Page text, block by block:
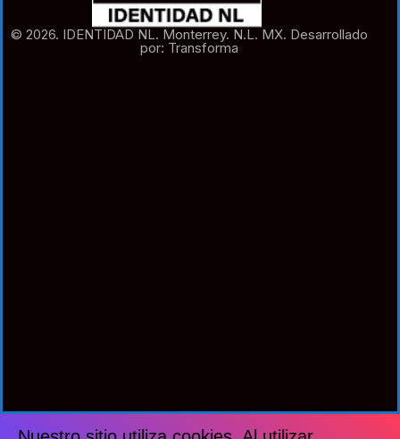
© 2026. IDENTIDAD NL. Monterrey. N.L. MX. Desarrollado
por: Transforma